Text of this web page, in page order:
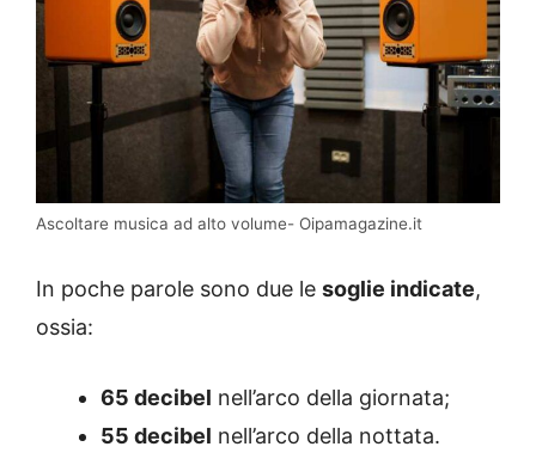
Ascoltare musica ad alto volume- Oipamagazine.it
In poche parole sono due le soglie indicate,
ossia:
65 decibel nell’arco della giornata;
55 decibel nell’arco della nottata.